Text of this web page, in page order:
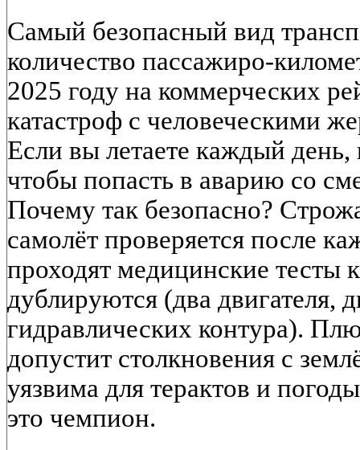
Самый безопасный вид
количество пассажиро-
2025 году на коммерческих
катастроф с человеческими
Если вы летаете каждый день,
чтобы попасть в аварию со
Почему так безопасно?
самолёт проверяется после
проходят медицинские тесты
дублируются (два двигателя,
гидравлических контура).
допустит столкновения с
уязвима для терактов и
это чемпион.